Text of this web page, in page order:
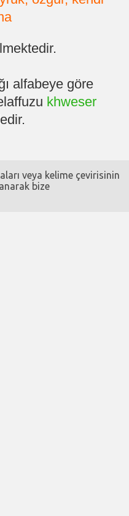
alfabeye göre
khweser
veya kelime çevirisinin
bize